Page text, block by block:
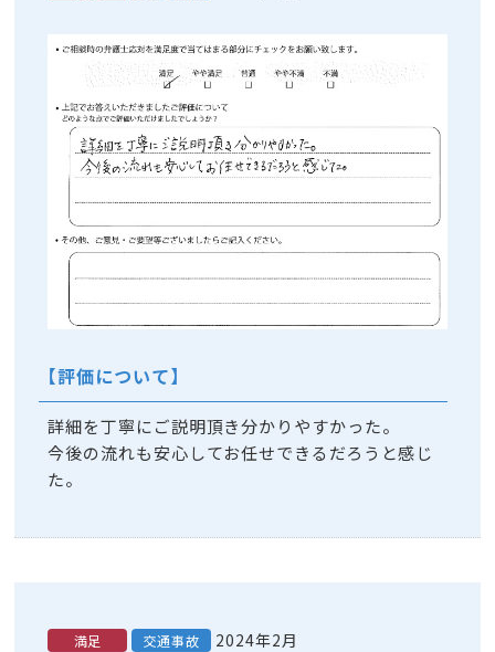
【評価について】
詳細を丁寧にご説明頂き分かりやすかった。
今後の流れも安心してお任せできるだろうと感じ
た。
満足 交通事故 2024年2月